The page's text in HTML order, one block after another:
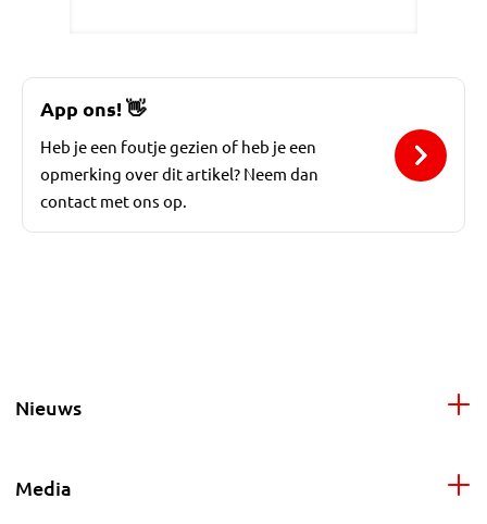
App ons!👋
Heb je een foutje gezien of heb je een
opmerking over dit artikel? Neem dan
contact met ons op.
Nieuws
Media